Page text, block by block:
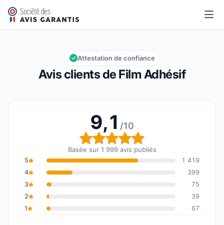
Film Adhésif
Note globale : 9,1 sur 10
9,1/10
Avis clients de Film Adhésif
Attestation de confiance
9,1 /10
Note globale : 9,1 sur 10
Basée sur 1 999 avis publiés
5
1 419
4
399
3
75
2
39
1
67